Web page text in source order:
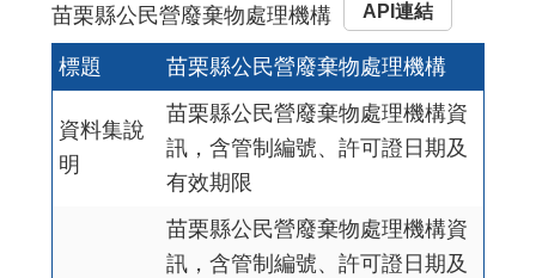
苗栗縣公民營廢棄物處理機構 API連結
標題 苗栗縣公民營廢棄物處理機構
資料集說
明
苗栗縣公民營廢棄物處理機構資
訊，含管制編號、許可證日期及
有效期限
苗栗縣公民營廢棄物處理機構資
訊，含管制編號、許可證日期及